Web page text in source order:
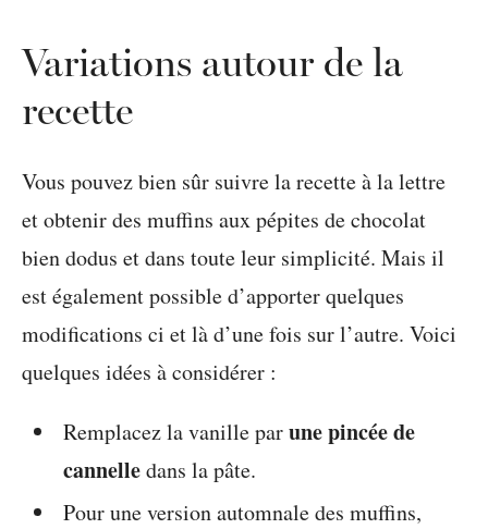
Variations autour de la
recette
Vous pouvez bien sûr suivre la recette à la lettre
et obtenir des muffins aux pépites de chocolat
bien dodus et dans toute leur simplicité. Mais il
est également possible d’apporter quelques
modifications ci et là d’une fois sur l’autre. Voici
quelques idées à considérer :
Remplacez la vanille parune pincée de
cannelledans la pâte.
Pour une version automnale des muffins,